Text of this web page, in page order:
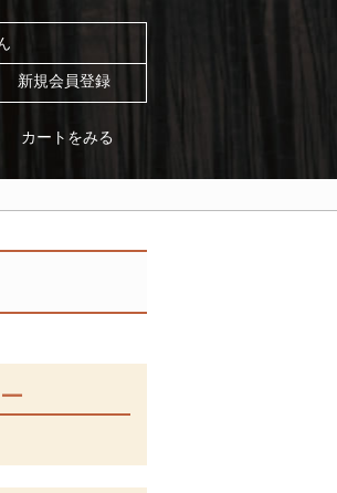
新規会員登録
カートをみる